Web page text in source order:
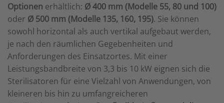
Optionen erhältlich: Ø 400 mm (Modelle 55, 80 und 100)
oder Ø 500 mm (Modelle 135, 160, 195). Sie können
sowohl horizontal als auch vertikal aufgebaut werden,
je nach den räumlichen Gegebenheiten und
Anforderungen des Einsatzortes. Mit einer
Leistungsbandbreite von 3,3 bis 10 kW eignen sich die
Sterilisatoren für eine Vielzahl von Anwendungen, von
kleineren bis hin zu umfangreicheren